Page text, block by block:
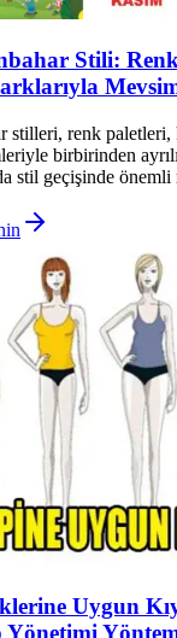
Stili:
stilleri, renk
birbirinden
stil geçişinde
Uygun